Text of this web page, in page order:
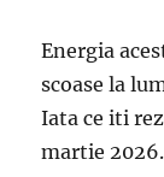
Energia
scoase la
Iata ce iti
martie 2026.